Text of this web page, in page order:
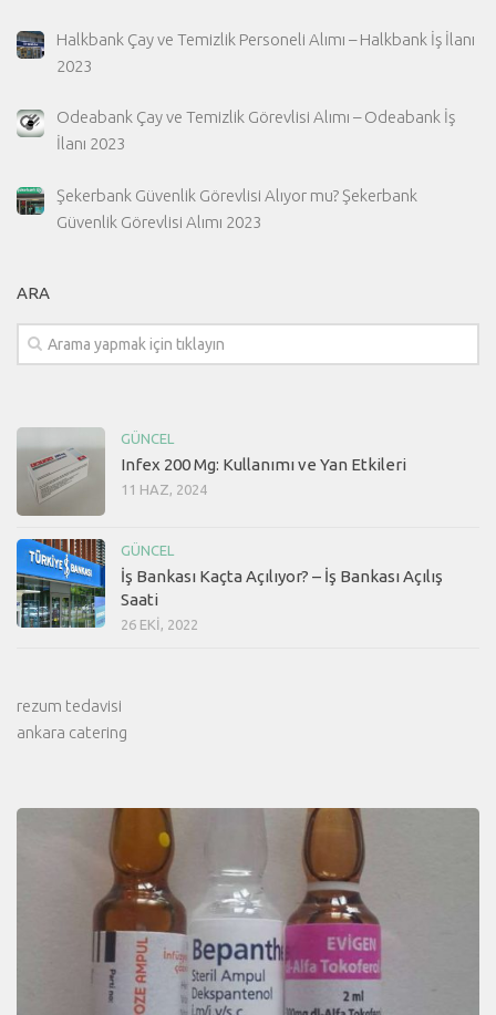
Halkbank Çay ve Temizlik Personeli Alımı – Halkbank İş İlanı
2023
Odeabank Çay ve Temizlik Görevlisi Alımı – Odeabank İş
İlanı 2023
Şekerbank Güvenlik Görevlisi Alıyor mu? Şekerbank
Güvenlik Görevlisi Alımı 2023
ARA
GÜNCEL
Infex 200 Mg: Kullanımı ve Yan Etkileri
11 HAZ, 2024
GÜNCEL
İş Bankası Kaçta Açılıyor? – İş Bankası Açılış
Saati
26 EKI, 2022
rezum tedavisi
ankara catering